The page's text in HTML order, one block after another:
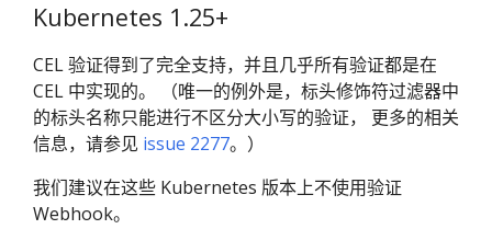
Kubernetes 1.25+
CEL 验证得到了完全支持，并且几乎所有验证都是在
CEL 中实现的。 （唯一的例外是，标头修饰符过滤器中
的标头名称只能进行不区分大小写的验证， 更多的相关
信息，请参见 issue 2277。）
我们建议在这些 Kubernetes 版本上不使用验证
Webhook。